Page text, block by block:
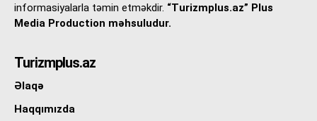
informasiyalarla təmin etməkdir. “Turizmplus.az” Plus
Media Production məhsuludur.
Turizmplus.az
Əlaqə
Haqqımızda